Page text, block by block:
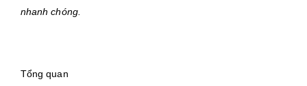
nhanh chóng.
Tổng quan